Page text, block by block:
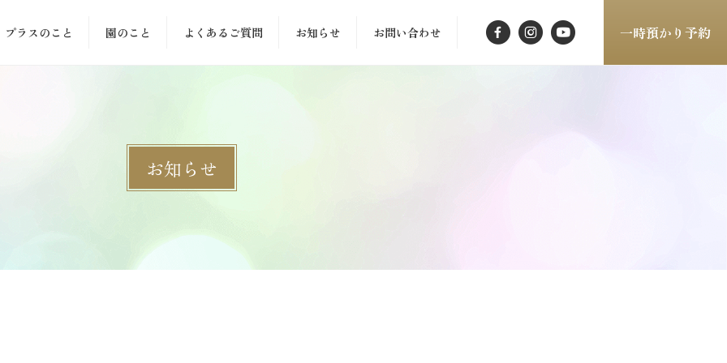
プラスのこと 園のこと よくあるご質問 お知らせ お問い合わせ 一時預かり予約
お知らせ